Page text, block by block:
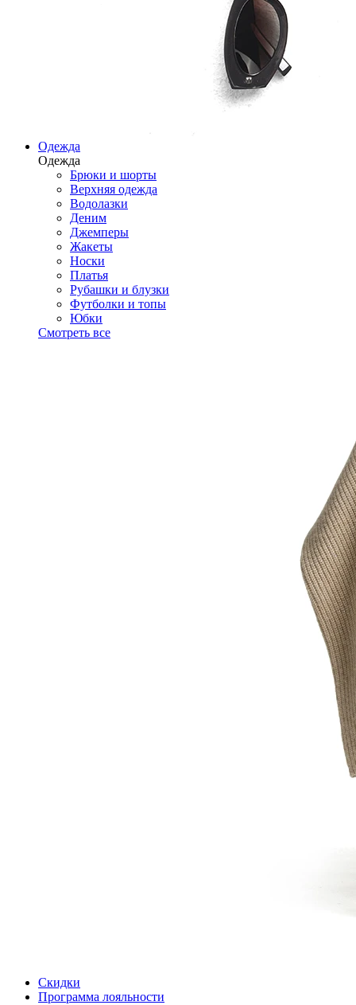
Одежда
Одежда
Брюки и шорты
Верхняя одежда
Водолазки
Деним
Джемперы
Жакеты
Носки
Платья
Рубашки и блузки
Футболки и топы
Юбки
Смотреть все
Скидки
Программа лояльности